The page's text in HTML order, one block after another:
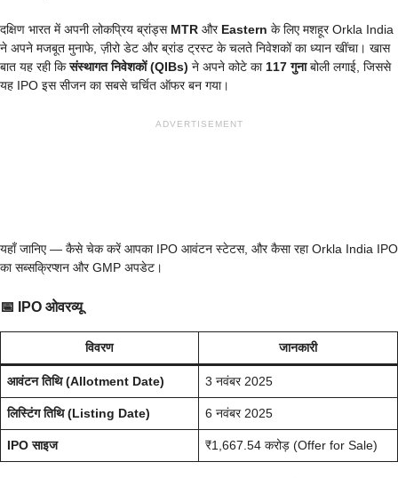
दक्षिण भारत में अपनी लोकप्रिय ब्रांड्स MTR और Eastern के लिए मशहूर Orkla India
ने अपने मजबूत मुनाफे, ज़ीरो डेट और ब्रांड ट्रस्ट के चलते निवेशकों का ध्यान खींचा। खास
बात यह रही किसंस्थागत निवेशकों (QIBs) ने अपने कोटे का 117 गुनाबोली लगाई, जिससे
यह IPO इस सीजन का सबसे चर्चित ऑफर बन गया।
ADVERTISEMENT
यहाँ जानिए — कैसे चेक करें आपका IPO आवंटन स्टेटस, और कैसा रहा Orkla India IPO
का सब्सक्रिप्शन और GMP अपडेट।
📅 IPO ओवरव्यू
विवरण जानकारी
आवंटन तिथि (Allotment Date) 3 नवंबर 2025
लिस्टिंग तिथि (Listing Date) 6 नवंबर 2025
IPO साइज ₹1,667.54 करोड़ (Offer for Sale)